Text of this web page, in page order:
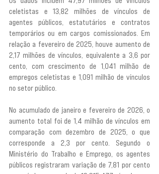
celetistas e 13,82 milhões de vínculos de
agentes públicos, estatutários e contratos
temporários ou em cargos comissionados. Em
relação a fevereiro de 2025, houve aumento de
2,17 milhões de vínculos, equivalente a 3,6 por
cento, com crescimento de 1,041 milhão de
empregos celetistas e 1,091 milhão de vínculos
no setor público.
No acumulado de janeiro e fevereiro de 2026, o
aumento total foi de 1,4 milhão de vínculos em
comparação com dezembro de 2025, o que
corresponde a 2,3 por cento. Segundo o
Ministério do Trabalho e Emprego, os agentes
públicos registraram variação de 7,81 por cento